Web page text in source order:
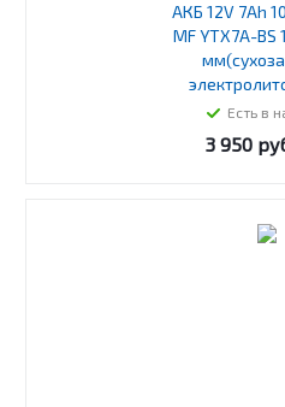
АКБ 12V 7Ah 105А YUASA
MF YTX7A-BS
Есть в
3 950